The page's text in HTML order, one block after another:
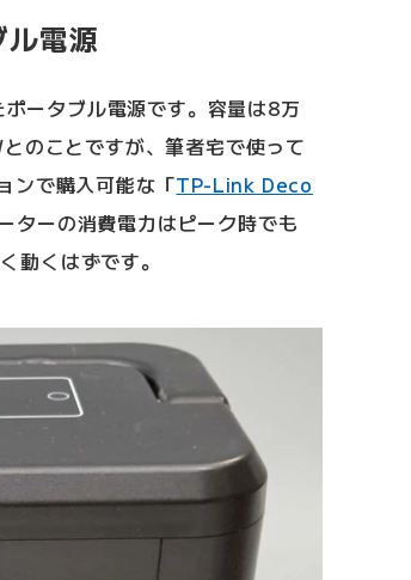
電源
ータブル電源です。容量は8万
のことですが、筆者宅で使って
ンで購入可能な「TP-Link Deco
ターの消費電力はピーク時でも
動くはずです。